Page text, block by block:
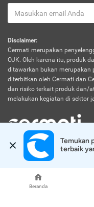
Beranda
Disclaimer:
Cermati merupakan
OJK. Oleh karena itu, produk
ditawarkan bukan merupakan
diterbitkan oleh Cermati dan
dan risiko terkait produk dan/
melakukan kegiatan di sektor
© 2026 Cermati. All Rights
Temukan
terbaik